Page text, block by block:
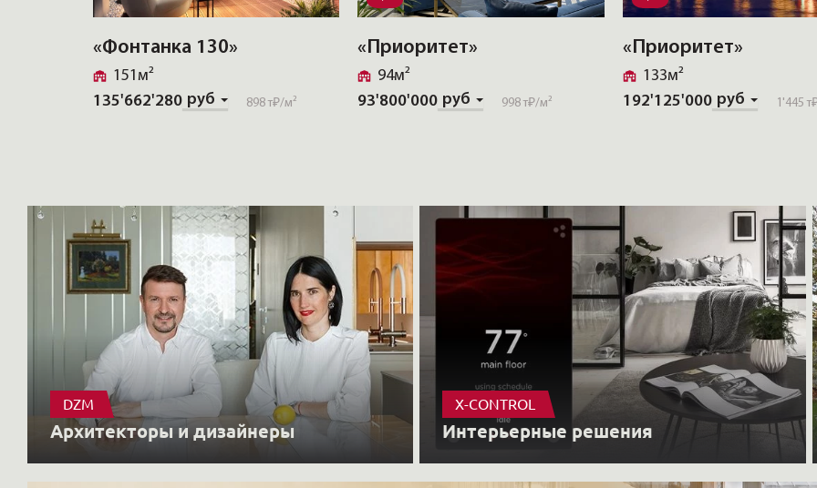
«Фонтанка 130»
135'662'280 руб 898 т₽/м²
151м²
«Приоритет»
93'800'000 руб 998 т₽/м²
94м²
«Приоритет»
192'125'000 руб 1'445 т₽
133м²
DZM
Архитекторы и дизайнеры
X-CONTROL
Интерьерные решения